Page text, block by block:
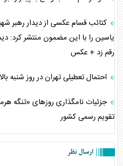
کتائب قسام عکسی از دیدار رهبر
رقم زد + عکس
احتمال تعطیلی تهران در روز شنبه
جزئیات نامگذاری روز‌های «تنگه
تقویم رسمی کشور
ارسال نظر